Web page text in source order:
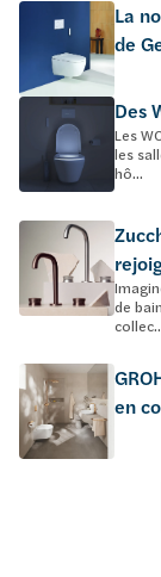
La
de
Des
Les
les
hô...
de
en